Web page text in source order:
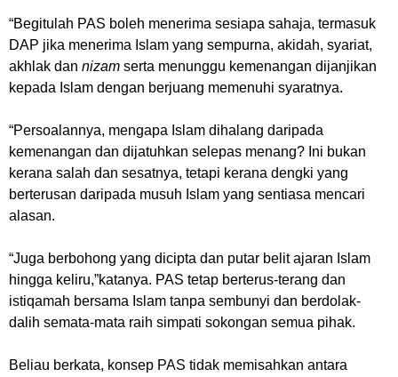
“Begitulah PAS boleh menerima sesiapa sahaja, termasuk
DAP jika menerima Islam yang sempurna, akidah, syariat,
akhlak dan nizam serta menunggu kemenangan dijanjikan
kepada Islam dengan berjuang memenuhi syaratnya.
“Persoalannya, mengapa Islam dihalang daripada
kemenangan dan dijatuhkan selepas menang? Ini bukan
kerana salah dan sesatnya, tetapi kerana dengki yang
berterusan daripada musuh Islam yang sentiasa mencari
alasan.
“Juga berbohong yang dicipta dan putar belit ajaran Islam
hingga keliru,”katanya. PAS tetap berterus-terang dan
istiqamah bersama Islam tanpa sembunyi dan berdolak-
dalih semata-mata raih simpati sokongan semua pihak.
Beliau berkata, konsep PAS tidak memisahkan antara